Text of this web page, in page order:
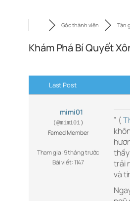
Góc thành viên Tán
Khám Phá Bí Quyết
Last Post
mimi01
(@mimi01)
Famed Member
Tham gia: 9 tháng trước
Bài viết: 1147
” (
trải
và